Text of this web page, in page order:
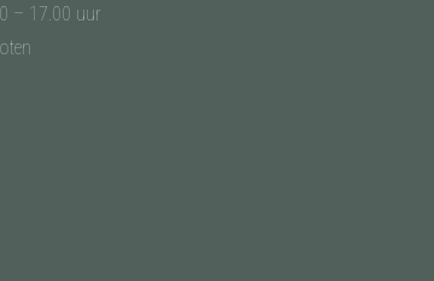
– 17.00 uur